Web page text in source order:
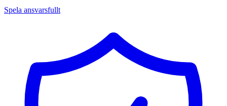
Spela ansvarsfullt